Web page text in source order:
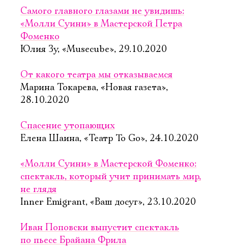
Самого главного глазами не увидишь:
«Молли Суини» в Мастерской Петра
Фоменко
Юлия Зу, «Musecube», 29.10.2020
От какого театра мы отказываемся
Марина Токарева, «Новая газета»,
28.10.2020
Спасение утопающих
Елена Шаина, «Театр To Go», 24.10.2020
«Молли Суини» в Мастерской Фоменко:
спектакль, который учит принимать мир,
не глядя
Inner Emigrant, «Ваш досуг», 23.10.2020
Иван Поповски выпустит спектакль
по пьесе Брайана Фрила